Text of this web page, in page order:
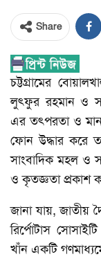
Share
চট্টগ্রামের
লুৎফুর রহমান ও
এর তৎপরতা ও
ফোন উদ্ধার করে
সাংবাদিক মহল ও
ও কৃতজ্ঞতা প্রকাশ
জানা যায়, জাতীয়
রির্পোটাস
খাঁন একটি